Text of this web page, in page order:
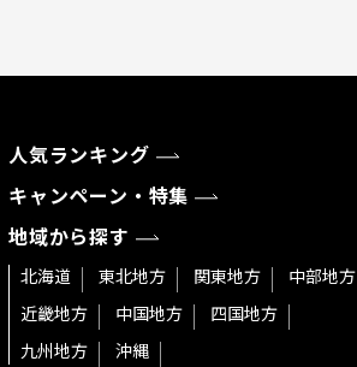
人気ランキング
キャンペーン・特集
地域から探す
北海道 東北地方 関東地方
中部地方
近畿地方
中国地方
四国地方
九州地方
沖縄